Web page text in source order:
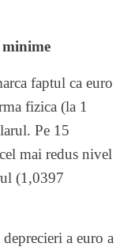
faptul ca euro
fizica (la 1
Pe 15
mai redus nivel
(1,0397
a euro a